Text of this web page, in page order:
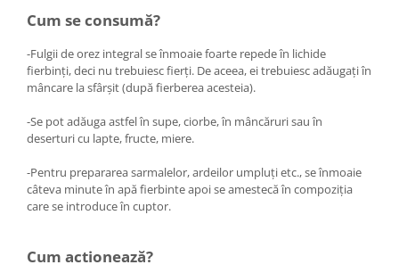
Infertilitate femei
Inflamatii
Insomnie
Insuficiență cardiacă
Leucoree
Memorie
Meteorism
Cum se consumă?
-Fulgii de orez integral se înmoaie foarte repede în lichide
fierbinți, deci nu trebuiesc fierți. De aceea, ei trebuiesc adăugați în
mâncare la sfârșit (după fierberea acesteia).
-Se pot adăuga astfel în supe, ciorbe, în mâncăruri sau în
deserturi cu lapte, fructe, miere.
-Pentru prepararea sarmalelor, ardeilor umpluți etc., se înmoaie
câteva minute în apă fierbinte apoi se amestecă în compoziția
care se introduce în cuptor.
Cum actionează?